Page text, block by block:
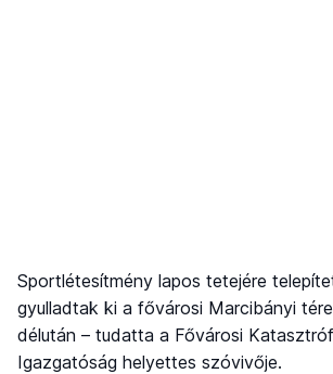
Sportlétesítmény lapos tetejére
gyulladtak ki a fővárosi Marcibányi
délután – tudatta a Fővárosi
Igazgatóság helyettes szóvivője.